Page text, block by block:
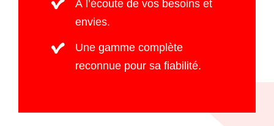
À l’écoute de vos besoins et
envies.
Une gamme complète
reconnue pour sa fiabilité.